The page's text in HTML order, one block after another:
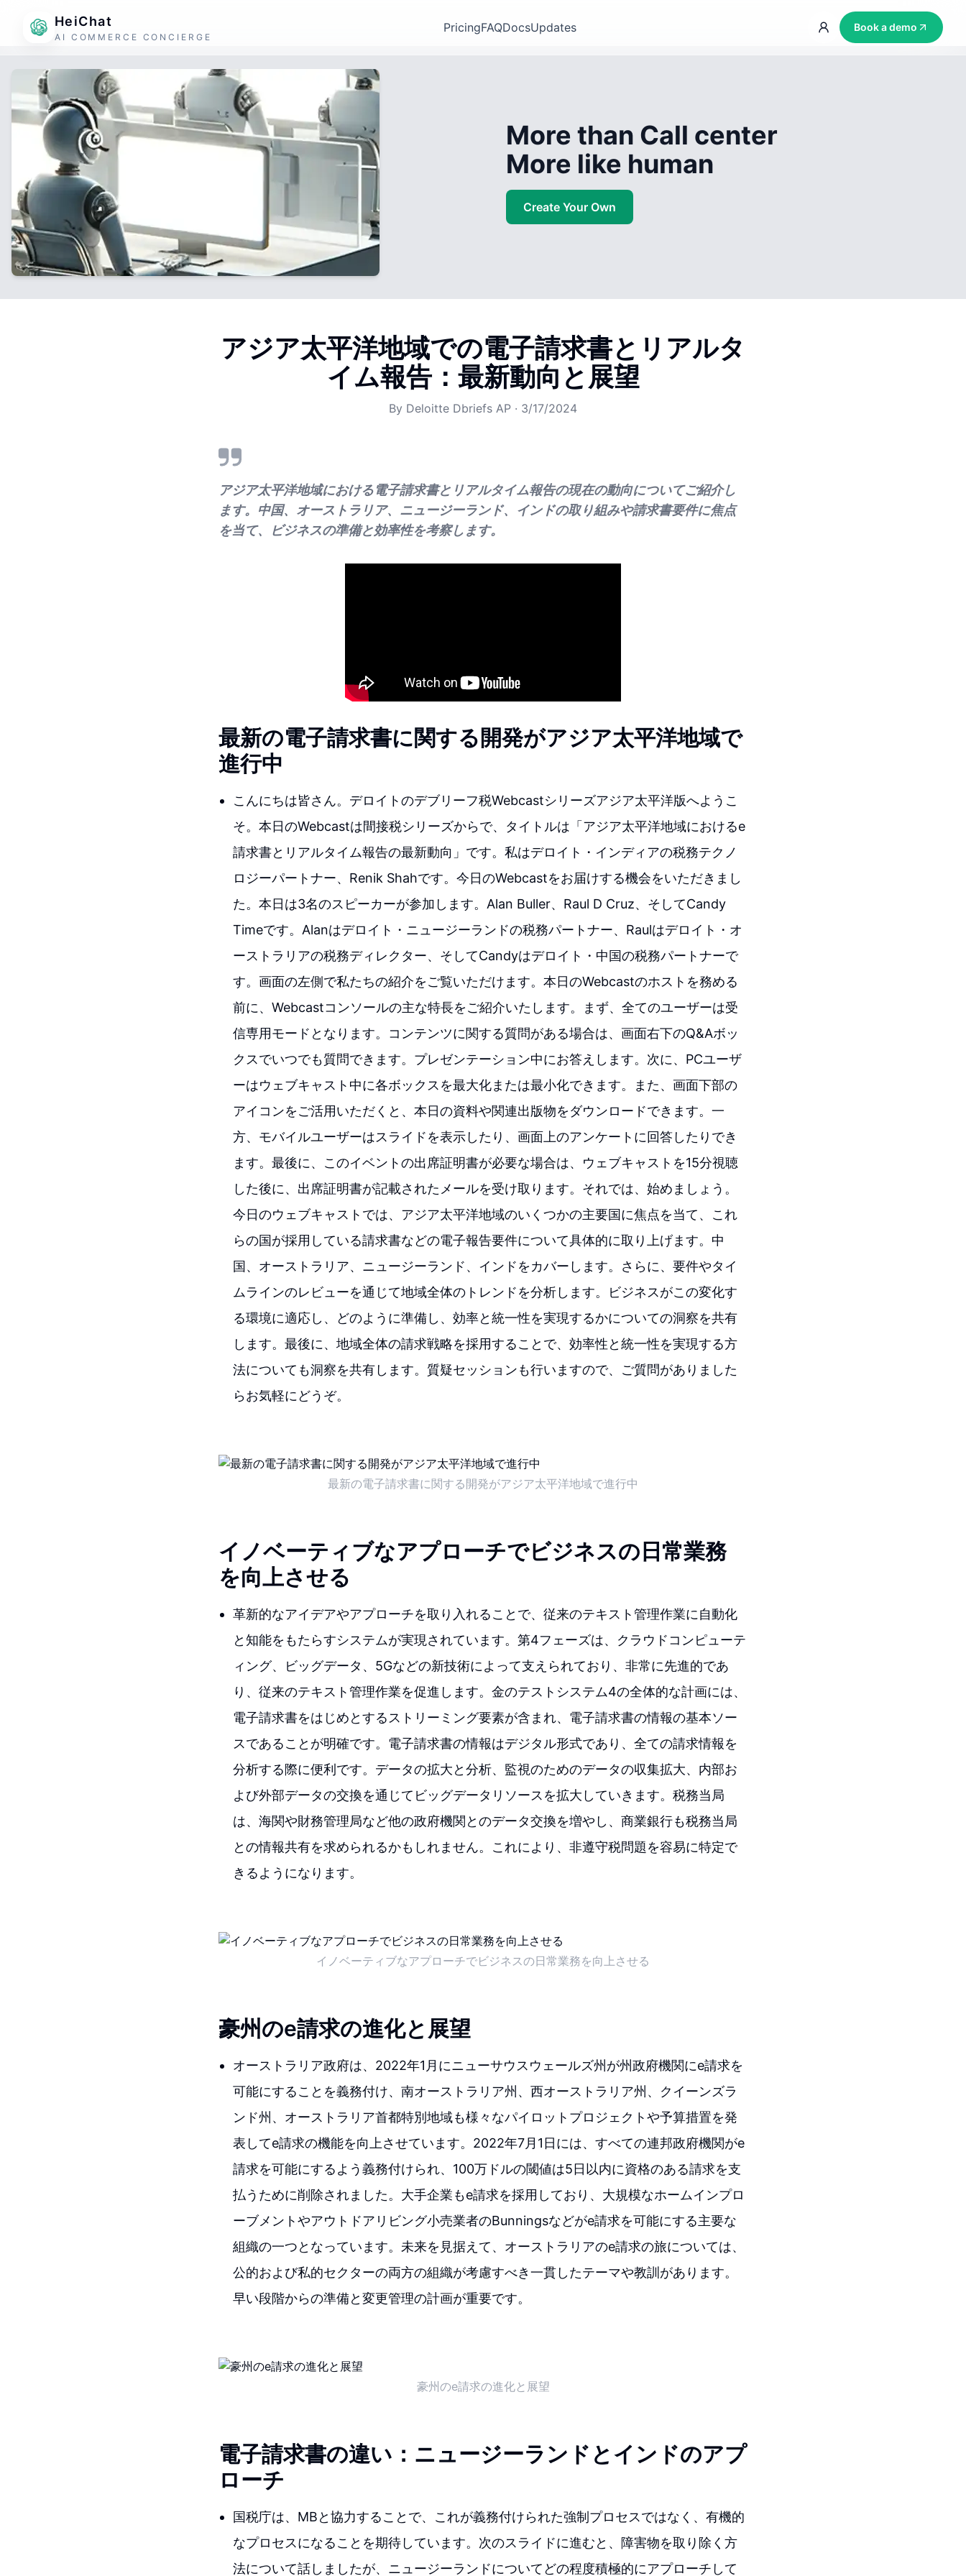
HeiChat
AI COMMERCE CONCIERGE
PricingFAQDocsUpdates Book a demo
More than Call center
More like human
Create Your Own
アジア太平洋地域での電子請求書とリアルタ
イム報告：最新動向と展望
By Deloitte Dbriefs AP · 3/17/2024
アジア太平洋地域における電子請求書とリアルタイム報告の現在の動向についてご紹介し
ます。中国、オーストラリア、ニュージーランド、インドの取り組みや請求書要件に焦点
を当て、ビジネスの準備と効率性を考察します。
最新の電子請求書に関する開発がアジア太平洋地域で
進行中
こんにちは皆さん。デロイトのデブリーフ税Webcastシリーズアジア太平洋版へようこ
そ。本日のWebcastは間接税シリーズからで、タイトルは「アジア太平洋地域におけるe
請求書とリアルタイム報告の最新動向」です。私はデロイト・インディアの税務テクノ
ロジーパートナー、Renik Shahです。今日のWebcastをお届けする機会をいただきまし
た。本日は3名のスピーカーが参加します。Alan Buller、Raul D Cruz、そしてCandy
Timeです。Alanはデロイト・ニュージーランドの税務パートナー、Raulはデロイト・オ
ーストラリアの税務ディレクター、そしてCandyはデロイト・中国の税務パートナーで
す。画面の左側で私たちの紹介をご覧いただけます。本日のWebcastのホストを務める
前に、Webcastコンソールの主な特長をご紹介いたします。まず、全てのユーザーは受
信専用モードとなります。コンテンツに関する質問がある場合は、画面右下のQ&Aボッ
クスでいつでも質問できます。プレゼンテーション中にお答えします。次に、PCユーザ
ーはウェブキャスト中に各ボックスを最大化または最小化できます。また、画面下部の
アイコンをご活用いただくと、本日の資料や関連出版物をダウンロードできます。一
方、モバイルユーザーはスライドを表示したり、画面上のアンケートに回答したりでき
ます。最後に、このイベントの出席証明書が必要な場合は、ウェブキャストを15分視聴
した後に、出席証明書が記載されたメールを受け取ります。それでは、始めましょう。
今日のウェブキャストでは、アジア太平洋地域のいくつかの主要国に焦点を当て、これ
らの国が採用している請求書などの電子報告要件について具体的に取り上げます。中
国、オーストラリア、ニュージーランド、インドをカバーします。さらに、要件やタイ
ムラインのレビューを通じて地域全体のトレンドを分析します。ビジネスがこの変化す
る環境に適応し、どのように準備し、効率と統一性を実現するかについての洞察を共有
します。最後に、地域全体の請求戦略を採用することで、効率性と統一性を実現する方
法についても洞察を共有します。質疑セッションも行いますので、ご質問がありました
らお気軽にどうぞ。
最新の電子請求書に関する開発がアジア太平洋地域で進行中
イノベーティブなアプローチでビジネスの日常業務
を向上させる
革新的なアイデアやアプローチを取り入れることで、従来のテキスト管理作業に自動化
と知能をもたらすシステムが実現されています。第4フェーズは、クラウドコンピューテ
ィング、ビッグデータ、5Gなどの新技術によって支えられており、非常に先進的であ
り、従来のテキスト管理作業を促進します。金のテストシステム4の全体的な計画には、
電子請求書をはじめとするストリーミング要素が含まれ、電子請求書の情報の基本ソー
スであることが明確です。電子請求書の情報はデジタル形式であり、全ての請求情報を
分析する際に便利です。データの拡大と分析、監視のためのデータの収集拡大、内部お
よび外部データの交換を通じてビッグデータリソースを拡大していきます。税務当局
は、海関や財務管理局など他の政府機関とのデータ交換を増やし、商業銀行も税務当局
との情報共有を求められるかもしれません。これにより、非遵守税問題を容易に特定で
きるようになります。
イノベーティブなアプローチでビジネスの日常業務を向上させる
豪州のe請求の進化と展望
オーストラリア政府は、2022年1月にニューサウスウェールズ州が州政府機関にe請求を
可能にすることを義務付け、南オーストラリア州、西オーストラリア州、クイーンズラ
ンド州、オーストラリア首都特別地域も様々なパイロットプロジェクトや予算措置を発
表してe請求の機能を向上させています。2022年7月1日には、すべての連邦政府機関がe
請求を可能にするよう義務付けられ、100万ドルの閾値は5日以内に資格のある請求を支
払うために削除されました。大手企業もe請求を採用しており、大規模なホームインプロ
ーブメントやアウトドアリビング小売業者のBunningsなどがe請求を可能にする主要な
組織の一つとなっています。未来を見据えて、オーストラリアのe請求の旅については、
公的および私的セクターの両方の組織が考慮すべき一貫したテーマや教訓があります。
早い段階からの準備と変更管理の計画が重要です。
豪州のe請求の進化と展望
電子請求書の違い：ニュージーランドとインドのアプ
ローチ
国税庁は、MBと協力することで、これが義務付けられた強制プロセスではなく、有機的
なプロセスになることを期待しています。次のスライドに進むと、障害物を取り除く方
法について話しましたが、ニュージーランドについてどの程度積極的にアプローチして